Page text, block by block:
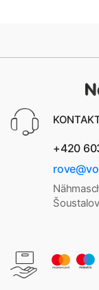
+420